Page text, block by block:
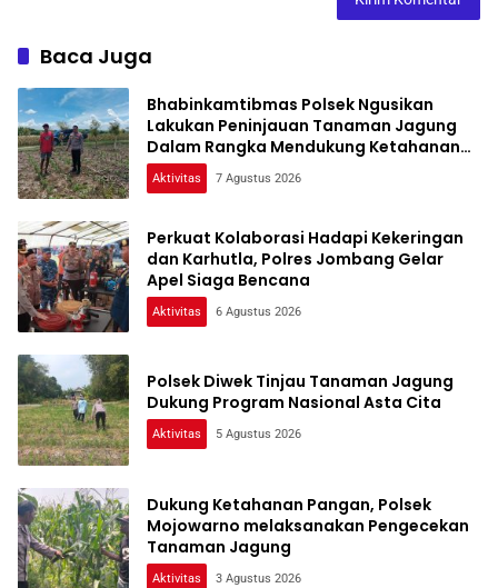
Baca Juga
Bhabinkamtibmas Polsek Ngusikan
Lakukan Peninjauan Tanaman Jagung
Dalam Rangka Mendukung Ketahanan
Pangan
Aktivitas 7 Agustus 2026
Perkuat Kolaborasi Hadapi Kekeringan
dan Karhutla, Polres Jombang Gelar
Apel Siaga Bencana
Aktivitas 6 Agustus 2026
Polsek Diwek Tinjau Tanaman Jagung
Dukung Program Nasional Asta Cita
Aktivitas 5 Agustus 2026
Dukung Ketahanan Pangan, Polsek
Mojowarno melaksanakan Pengecekan
Tanaman Jagung
Aktivitas 3 Agustus 2026